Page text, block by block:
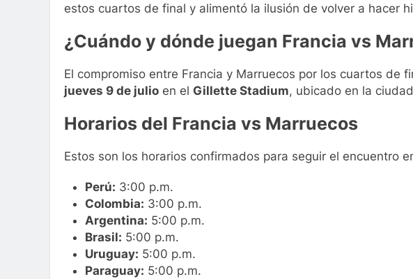
estos cuartos de final y alimentó la ilusión de volver a hacer
¿Cuándo y dónde juegan Francia vs
El compromiso entre Francia y Marruecos por los cuartos de
jueves 9 de julio en el Gillette Stadium, ubicado en la
Horarios del Francia vs Marruecos
Estos son los horarios confirmados para seguir el encuentro
Perú: 3:00 p.m.
Colombia: 3:00 p.m.
Argentina: 5:00 p.m.
Brasil: 5:00 p.m.
Uruguay: 5:00 p.m.
Paraguay: 5:00 p.m.